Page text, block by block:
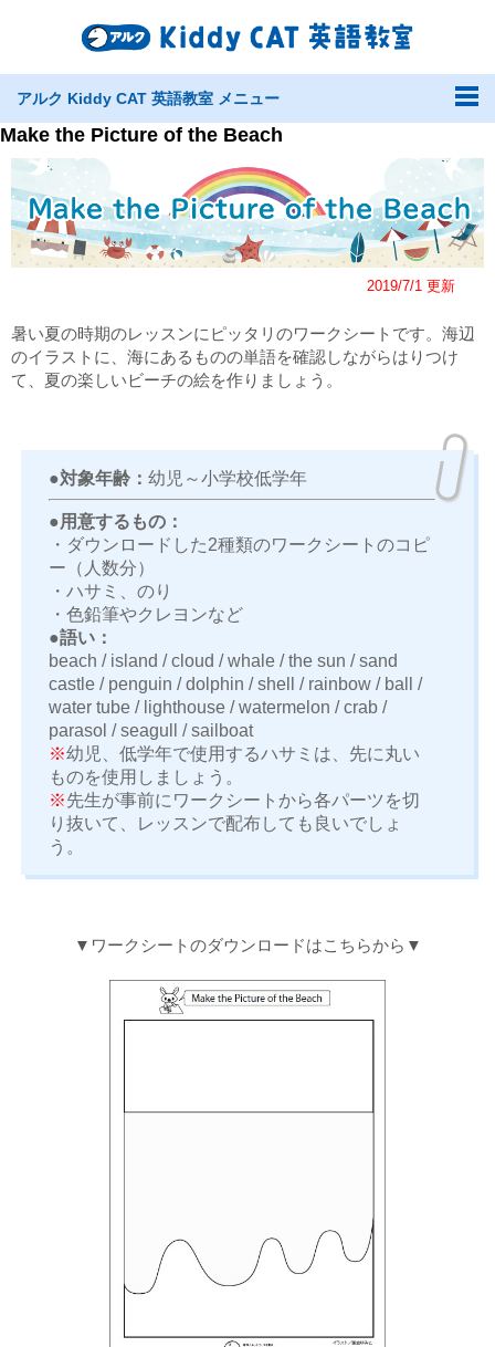
アルク Kiddy CAT 英語教室 メニュー
Make the Picture of the Beach
2019/7/1 更新
暑い夏の時期のレッスンにピッタリのワークシートです。海辺
のイラストに、海にあるものの単語を確認しながらはりつけ
て、夏の楽しいビーチの絵を作りましょう。
●対象年齢： 幼児～小学校低学年
●用意するもの：
・ダウンロードした2種類のワークシートのコピ
ー（人数分）
・ハサミ、のり
・色鉛筆やクレヨンなど
●語い：
beach / island / cloud / whale / the sun / sand
castle / penguin / dolphin / shell / rainbow / ball /
water tube / lighthouse / watermelon / crab /
parasol / seagull / sailboat
※幼児、低学年で使用するハサミは、先に丸い
ものを使用しましょう。
※先生が事前にワークシートから各パーツを切
り抜いて、レッスンで配布しても良いでしょ
う。
▼ワークシートのダウンロードはこちらから▼